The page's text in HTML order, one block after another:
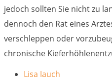
jedoch sollten Sie nicht zu
dennoch den Rat eines
verschleppen oder
chronische
Lisa Jauch